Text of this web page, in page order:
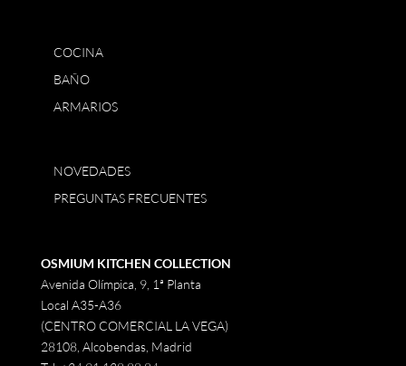
COCINA
BAÑO
ARMARIOS
NOVEDADES
PREGUNTAS FRECUENTES
OSMIUM KITCHEN COLLECTION
Avenida Olímpica, 9, 1ª Planta
Local A35-A36
(CENTRO COMERCIAL LA VEGA)
28108, Alcobendas, Madrid